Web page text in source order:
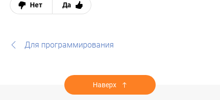
Нет Да
Для программирования
Наверх